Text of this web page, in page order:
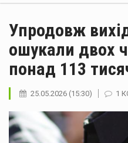
Упродовж
ошукали двох
понад 113
25.05.2026 (15:30) 1